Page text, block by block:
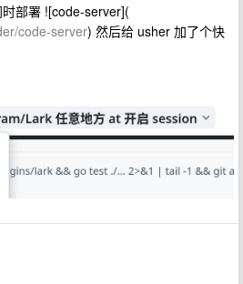
部署 ![code-server](
code-server) 然后给 usher 加了个快